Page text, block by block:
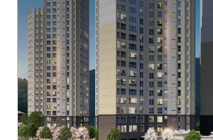
현장 경기도 안성시 공도읍 양기리
시행 우방산업(주), 태길종합건설, 동
시공 우방산업(주), 태길종합건설, 동
세대수 948세대